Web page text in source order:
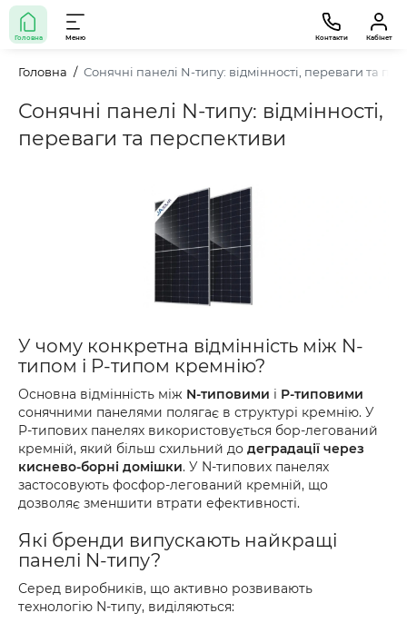
Головна Меню Контакти Кабінет
Головна Сонячні панелі N-типу: відмінності, переваги та
Сонячні панелі N-типу: відмінності,
переваги та перспективи
У чому конкретна відмінність між N-
типом і P-типом кремнію?
Основна відмінність між N-типовими і P-типовими
сонячними панелями полягає в структурі кремнію. У
P-типових панелях використовується бор-легований
кремній, який більш схильний до деградації через
киснево-борні домішки. У N-типових панелях
застосовують фосфор-легований кремній, що
дозволяє зменшити втрати ефективності.
Які бренди випускають найкращі
панелі N-типу?
Серед виробників, що активно розвивають
технологію N-типу, виділяються: